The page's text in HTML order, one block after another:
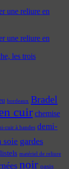
une reliure en
une reliure en
les trois
bordeaux Bradel
cuir chemise
cuir à bandes demi-
soie gardes
listels matériel de reliure
noir oasis